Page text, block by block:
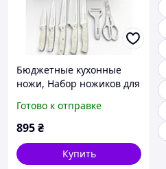
Бюджетные кухонные
ножи, Набор ножиков для
для нарезания, Набор
кулинарных ножей QD-27
Готово к отправке
895₴
Купить